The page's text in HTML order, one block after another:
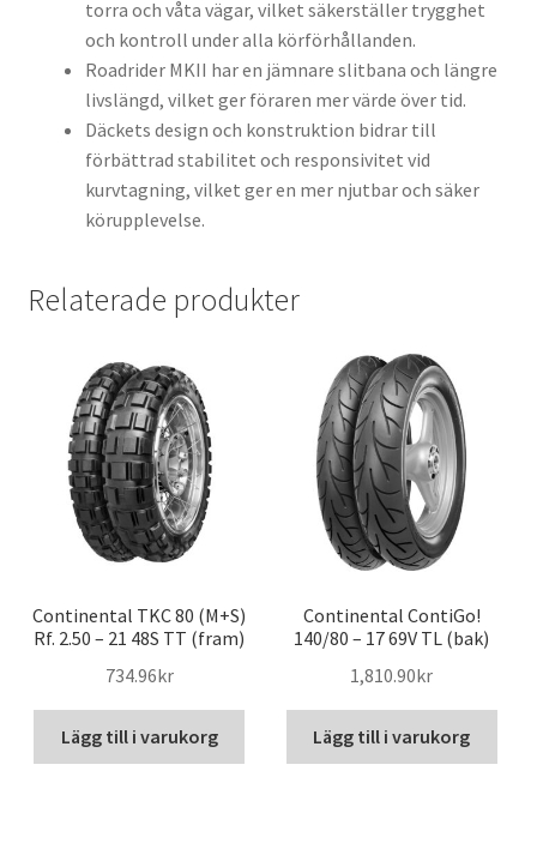
torra och våta vägar, vilket säkerställer trygghet
och kontroll under alla körförhållanden.
Roadrider MKII har en jämnare slitbana och längre
livslängd, vilket ger föraren mer värde över tid.
Däckets design och konstruktion bidrar till
förbättrad stabilitet och responsivitet vid
kurvtagning, vilket ger en mer njutbar och säker
körupplevelse.
Relaterade produkter
Continental TKC 80 (M+S)
Rf. 2.50 – 21 48S TT (fram)
734.96kr
Lägg till i varukorg
Continental ContiGo!
140/80 – 17 69V TL (bak)
1,810.90kr
Lägg till i varukorg